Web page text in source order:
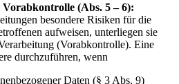
Vorabkontrolle (Abs. 5 – 6):
besondere Risiken für die
aufweisen, unterliegen sie
(Vorabkontrolle). Eine
durchzuführen, wenn
Daten (§ 3 Abs. 9)